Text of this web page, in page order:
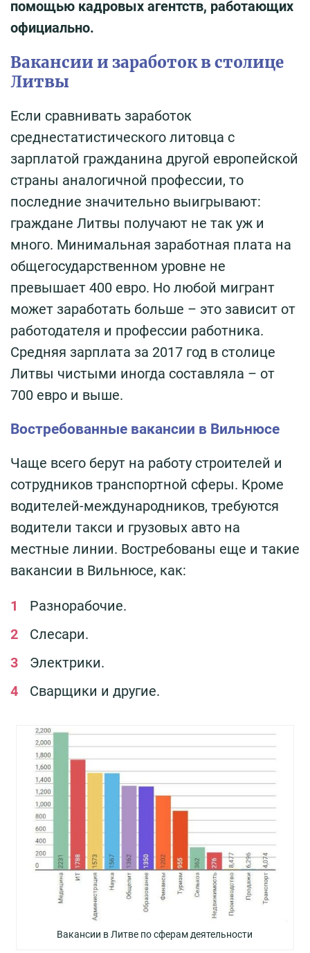
помощью кадровых агентств, работающих
официально.
Вакансии и заработок в столице
Литвы
Если сравнивать заработок
среднестатистического литовца с
зарплатой гражданина другой европейской
страны аналогичной профессии, то
последние значительно выигрывают:
граждане Литвы получают не так уж и
много. Минимальная заработная плата на
общегосударственном уровне не
превышает 400 евро. Но любой мигрант
может заработать больше – это зависит от
работодателя и профессии работника.
Средняя зарплата за 2017 год в столице
Литвы чистыми иногда составляла – от
700 евро и выше.
Востребованные вакансии в Вильнюсе
Чаще всего берут на работу строителей и
сотрудников транспортной сферы. Кроме
водителей-международников, требуются
водители такси и грузовых авто на
местные линии. Востребованы еще и такие
вакансии в Вильнюсе, как:
Разнорабочие.
Слесари.
Электрики.
Сварщики и другие.
Вакансии в Литве по сферам деятельности